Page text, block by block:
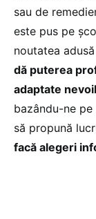
sau de
este pus pe
noutatea
dă puterea
adaptate
bazându-ne
să propună
facă alegeri